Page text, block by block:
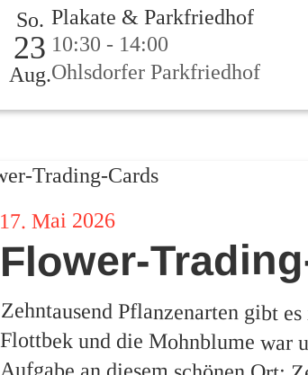
So.
23
Aug.
Plakate & Parkfriedhof
10:30 - 14:00
Ohlsdorfer Parkfriedhof
Veröffentlicht
am
17. Mai 2026
Flower-
Zehntausend Pflanzenarten gibt
Flottbek und die Mohnblume
Aufgabe an diesem schönen Ort:
streng naturalistisch, sondern